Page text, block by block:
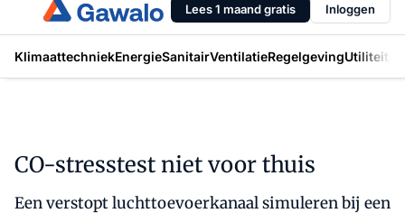
Lees 1 maand gratis Inloggen
KlimaattechniekEnergieSanitairVentilatieRegelgevingUtiliteit
CO-stresstest niet voor thuis
Een verstopt luchttoevoerkanaal simuleren bij een